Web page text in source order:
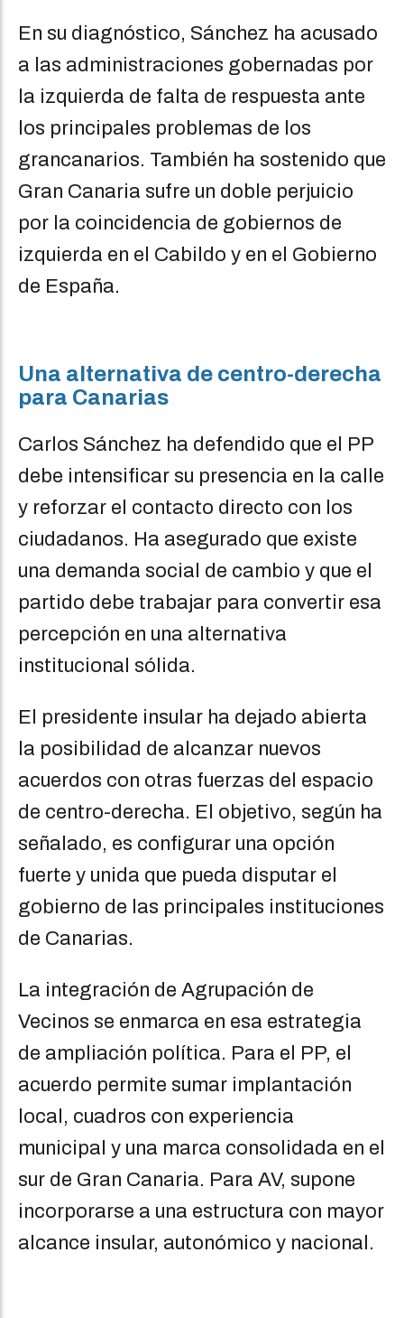
En su diagnóstico, Sánchez ha acusado
a las administraciones gobernadas por
la izquierda de falta de respuesta ante
los principales problemas de los
grancanarios. También ha sostenido que
Gran Canaria sufre un doble perjuicio
por la coincidencia de gobiernos de
izquierda en el Cabildo y en el Gobierno
de España.
Una alternativa de centro-derecha
para Canarias
Carlos Sánchez ha defendido que el PP
debe intensificar su presencia en la calle
y reforzar el contacto directo con los
ciudadanos. Ha asegurado que existe
una demanda social de cambio y que el
partido debe trabajar para convertir esa
percepción en una alternativa
institucional sólida.
El presidente insular ha dejado abierta
la posibilidad de alcanzar nuevos
acuerdos con otras fuerzas del espacio
de centro-derecha. El objetivo, según ha
señalado, es configurar una opción
fuerte y unida que pueda disputar el
gobierno de las principales instituciones
de Canarias.
La integración de Agrupación de
Vecinos se enmarca en esa estrategia
de ampliación política. Para el PP, el
acuerdo permite sumar implantación
local, cuadros con experiencia
municipal y una marca consolidada en el
sur de Gran Canaria. Para AV, supone
incorporarse a una estructura con mayor
alcance insular, autonómico y nacional.